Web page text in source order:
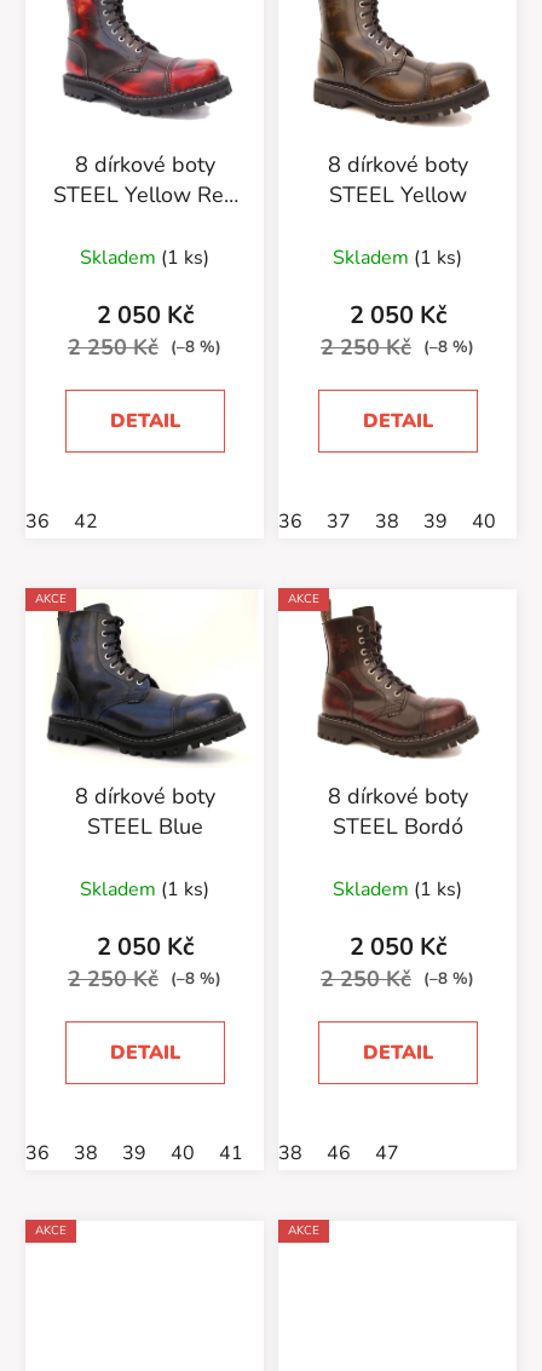
8 dírkové boty
STEEL Yellow Red
Skladem (1 ks)
2 050 Kč
2 250 Kč (–8 %)
DETAIL
36 42
8 dírkové boty
STEEL Yellow
Skladem (1 ks)
2 050 Kč
2 250 Kč (–8 %)
DETAIL
36 37 38 39 40
AKCE
8 dírkové boty
STEEL Blue
Skladem (1 ks)
2 050 Kč
2 250 Kč (–8 %)
DETAIL
36 38 39 40 41 42 45 46
AKCE
8 dírkové boty
STEEL Bordó
Skladem (1 ks)
2 050 Kč
2 250 Kč (–8 %)
DETAIL
38 46 47
AKCE AKCE